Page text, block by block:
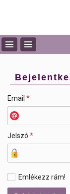
Email *
Jelszó *
Emlékezz rám!